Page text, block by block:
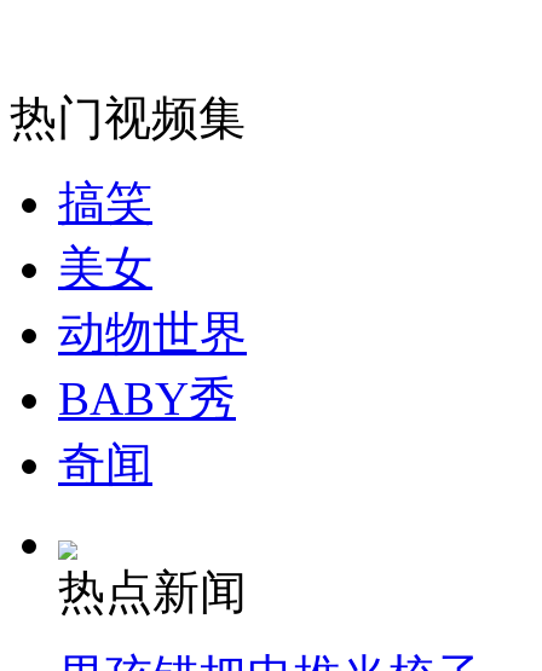
走！跟着总书记去植树
消防员救轻生者
纽约上演“枕头大战”
司机酒驾遇交警 急速倒车逃窜
热门视频集
搞笑
美女
动物世界
BABY秀
奇闻
热点新闻